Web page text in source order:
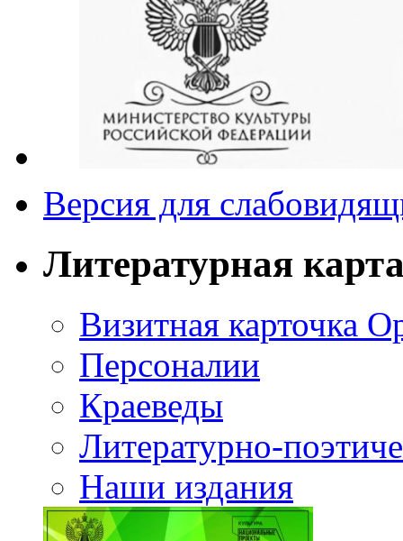
Версия для
Литературная
Визитная карточка
Персоналии
Краеведы
Литературно-
Наши издания